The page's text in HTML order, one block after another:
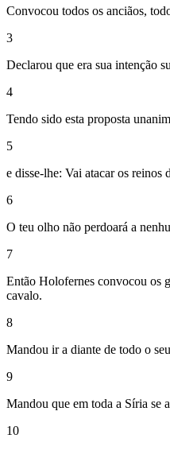
Convocou todos os anciãos,
3
Declarou que era sua intenção
4
Tendo sido esta proposta
5
e disse-lhe: Vai atacar os reinos
6
O teu olho não perdoará a
7
Então Holofernes convocou os
cavalo.
8
Mandou ir a diante de todo o
9
Mandou que em toda a Síria se
10